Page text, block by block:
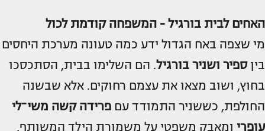
האחים לבית בורגיל - המשפחה קודמת לכול
מי שצפה באח הגדול ידע כמה טעונה מערכת היחסים
ביןספיר ושניר בורגיל. הם השלימו בבית, הסתכסכו
בחוץ, ושוב מצאו את עצמם רחוקים. אלא שבשנה
החולפת, כששניר התמודד עם פרידה קשה משי־לי
עופרי ומאבק משפטי על משמורת הילד המשותף,